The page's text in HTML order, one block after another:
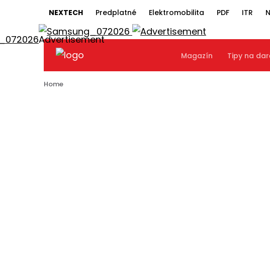
NEXTECH Predplatné Elektromobilita PDF ITR
Magazín Tipy na
Home